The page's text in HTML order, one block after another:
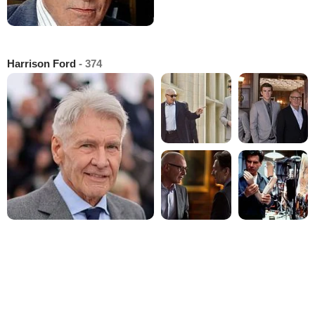
Harrison Ford - 374